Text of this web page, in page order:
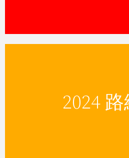
2024島起伏的